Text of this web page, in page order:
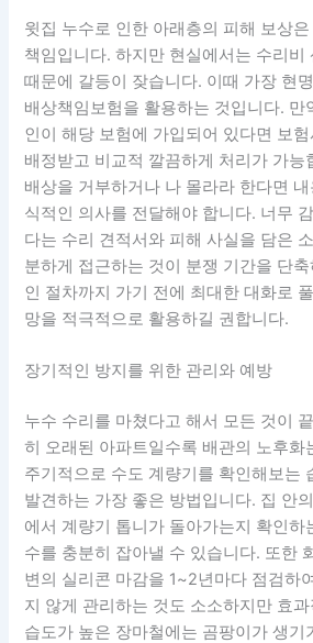
윗집 누수로 인한 아래층의 피해 보상
책임입니다. 하지만 현실에서는 수리비
때문에 갈등이 잦습니다. 이때 가장 현
배상책임보험을 활용하는 것입니다. 만
인이 해당 보험에 가입되어 있다면 보
배정받고 비교적 깔끔하게 처리가 가능
배상을 거부하거나 나 몰라라 한다면
식적인 의사를 전달해야 합니다. 너무
다는 수리 견적서와 피해 사실을 담은
분하게 접근하는 것이 분쟁 기간을 단
인 절차까지 가기 전에 최대한 대화로
망을 적극적으로 활용하길 권합니다.
장기적인 방지를 위한 관리와 예방
누수 수리를 마쳤다고 해서 모든 것이
히 오래된 아파트일수록 배관의 노후화
주기적으로 수도 계량기를 확인해보는
발견하는 가장 좋은 방법입니다. 집 안
에서 계량기 톱니가 돌아가는지 확인하
수를 충분히 잡아낼 수 있습니다. 또한
변의 실리콘 마감을 1~2년마다 점검하
지 않게 관리하는 것도 소소하지만 효
습도가 높은 장마철에는 곰팡이가 생기